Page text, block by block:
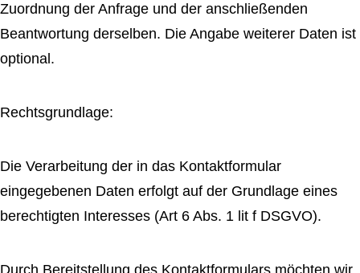
Zuordnung der Anfrage und der anschließenden
Beantwortung derselben. Die Angabe weiterer Daten ist
optional.
Rechtsgrundlage:
Die Verarbeitung der in das Kontaktformular
eingegebenen Daten erfolgt auf der Grundlage eines
berechtigten Interesses (Art 6 Abs. 1 lit f DSGVO).
Durch Bereitstellung des Kontaktformulars möchten wir